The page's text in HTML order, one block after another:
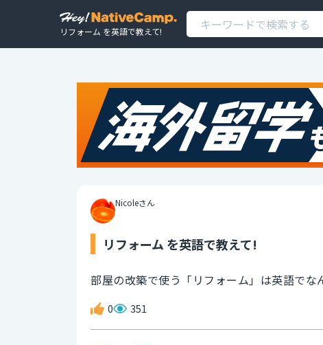
リフォーム を英語で教えて!
Nicoleさん
リフォーム を英語で教えて!
部屋の改築で使う「リフォーム」は英語でな
0 351